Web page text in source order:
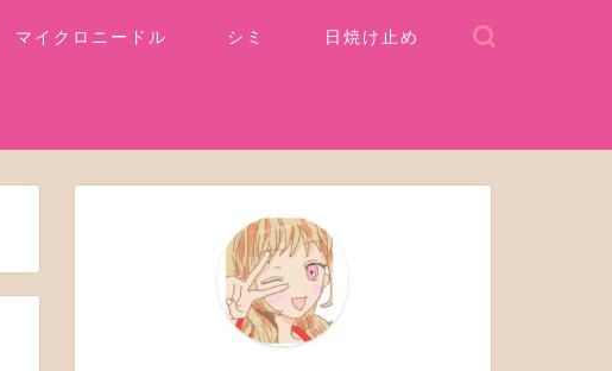
マイクロニードル シミ 日焼け止め